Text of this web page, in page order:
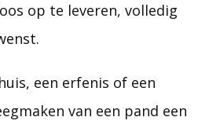
op te leveren, volledig
een erfenis of een
van een pand een